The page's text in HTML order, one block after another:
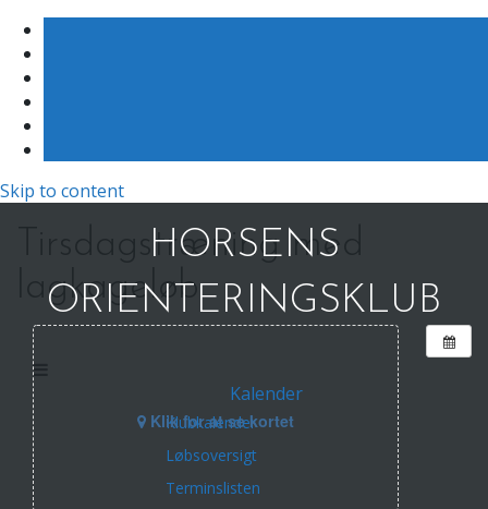
Skip to content
HORSENS
ORIENTERINGSKLUB
Kalender
Klubkalender
Løbsoversigt
Terminslisten
Tirsdagstræning med
lagkageløb
Klik for at se kortet